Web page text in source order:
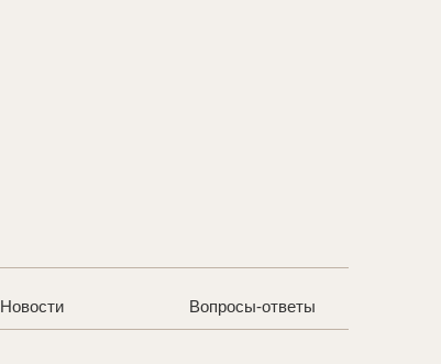
Новости Вопросы-ответы